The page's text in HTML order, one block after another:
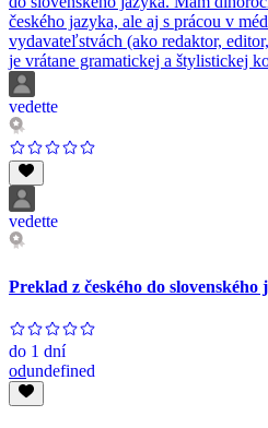
českého jazyka, ale aj s prácou v
vydavateľstvách (ako redaktor,
je vrátane gramatickej a štylistickej
vedette
vedette
Preklad z českého do slovenského
do 1 dní
odundefined